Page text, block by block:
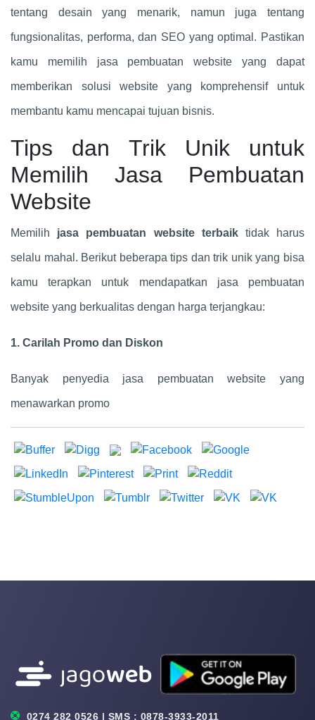
tentang desain yang menarik, namun juga tentang
fungsionalitas, performa, dan SEO yang optimal. Pastikan
kamu memilih jasa pembuatan website yang dapat
memberikan solusi website yang komprehensif untuk
membantu kamu mencapai tujuan bisnis.
Tips dan Trik Unik untuk
Memilih Jasa Pembuatan
Website
Memilih jasa pembuatan website terbaiktidak harus
selalu mahal. Berikut beberapa tips dan trik unik yang bisa
kamu terapkan untuk mendapatkan jasa pembuatan
website yang berkualitas dengan harga terjangkau:
1. Carilah Promo dan Diskon
Banyak penyedia jasa pembuatan website yang
menawarkan promo
0274 282 0526 | SMS : 0878-3933-2011